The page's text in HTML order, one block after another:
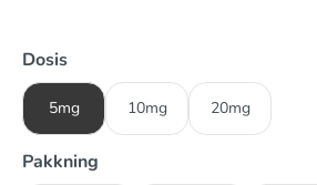
Dosis
5mg 10mg 20mg
Pakkning